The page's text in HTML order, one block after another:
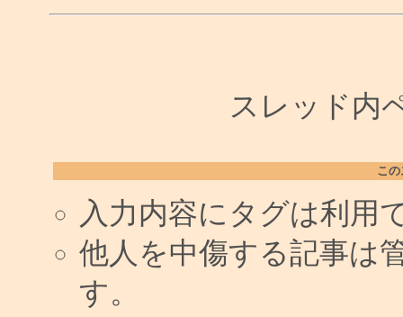
スレッド内
こ
入力内容にタグは利用
他人を中傷する記事は
す。